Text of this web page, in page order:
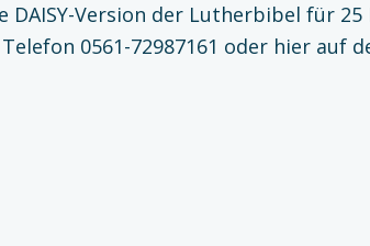
DAISY-Version der Lutherbibel für
0561-72987161 oder hier auf